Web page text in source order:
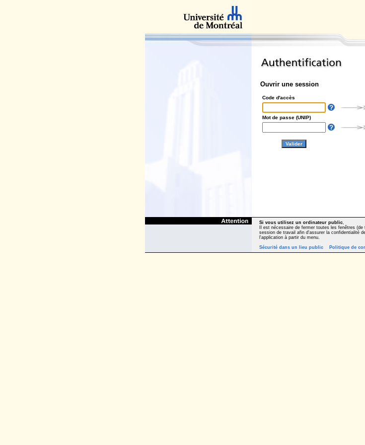
Ouvrir une session
Code d'accès
Mot de passe (UNIP)
Si vous utilisez un ordinateur public,
Il est nécessaire de fermer toutes les fenêtres
session de travail afin d'assurer la confidentialité
l'application à partir du menu.
Sécurité dans un lieu public
Politique de